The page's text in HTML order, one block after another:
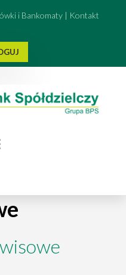
i Bankomaty | Kontakt